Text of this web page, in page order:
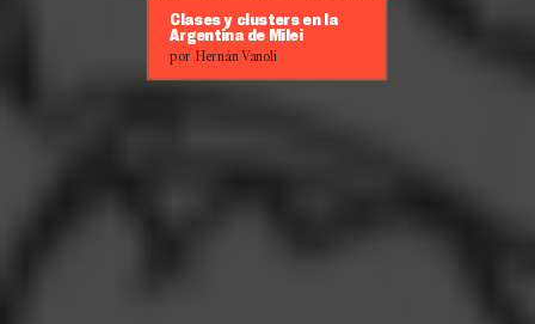
Clases y clusters en la
Argentina de Milei
por Hernán Vanoli